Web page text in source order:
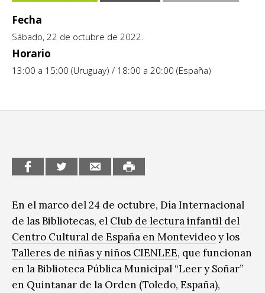
CCE en el interior/libros
Espacio itinerante de lectura infantil
Exposiciones
Formación
Género y Diversidad
Medio Ambiente
Música
Sin categoría
Fecha
Sábado, 22 de octubre de 2022.
Horario
13:00 a 15:00 (Uruguay) / 18:00 a 20:00 (España)
En el marco del 24 de octubre, Día Internacional
de las Bibliotecas, el Club de lectura infantil del
Centro Cultural de España en Montevideoy los
Talleres de niñas y niños CIENLEE, que funcionan
en la Biblioteca Pública Municipal “Leer y Soñar”
en Quintanar de la Orden (Toledo, España),